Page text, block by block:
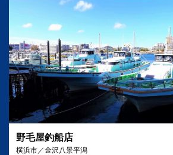
野毛屋釣船店
横浜市／金沢八景平潟